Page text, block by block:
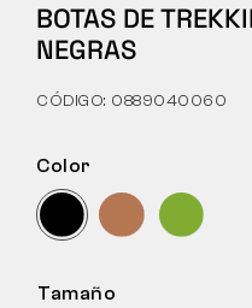
SOBRE NOSOTROS
TIENDA CON
CONTACTO
DEVOLUCIONES
BOTAS DE
NEGRAS
CÓDIGO: 0889040060
Color
Tamaño